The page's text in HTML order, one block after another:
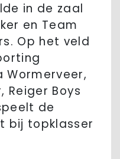
in de zaal
en Team
Op het veld
Wormerveer,
Reiger Boys
de
bij topklasser